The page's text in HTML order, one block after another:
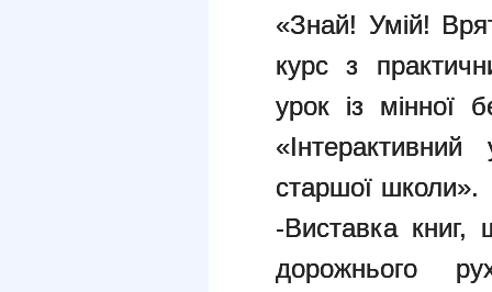
«Знай! Умій!
курс з
урок із мінної
старшої школи».
-Виставка книг,
дорожнього